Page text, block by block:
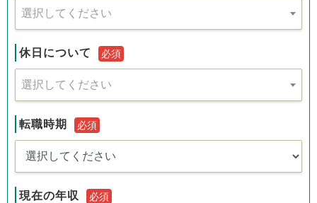
選択してください
休日について 必須
選択してください
転職時期 必須
現在の年収 必須